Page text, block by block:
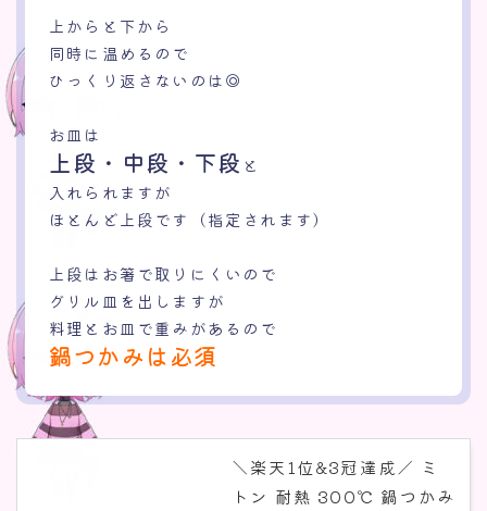
上からと下から
同時に温めるので
ひっくり返さないのは◎
お皿は
上段・中段・下段 と
入れられますが
ほとんど上段です（指定されます）
上段はお箸で取りにくいので
グリル皿を出しますが
料理とお皿で重みがあるので
鍋つかみは必須
＼楽天1位&3冠達成／ ミ
トン 耐熱 300℃ 鍋つかみ